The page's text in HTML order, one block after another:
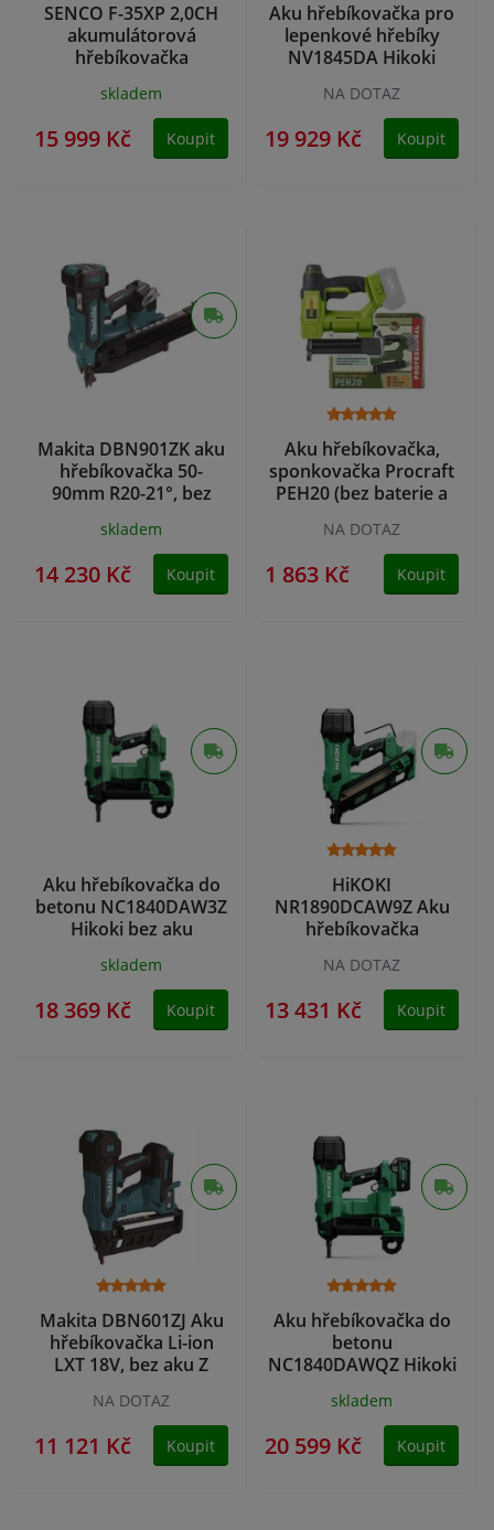
SENCO F-35XP 2,0CH
akumulátorová
hřebíkovačka
skladem
15 999 Kč Koupit
Aku hřebíkovačka pro
lepenkové hřebíky
NV1845DA Hikoki
NA DOTAZ
19 929 Kč Koupit
Makita DBN901ZK aku
hřebíkovačka 50-
90mm R20-21°, bez
skladem
14 230 Kč Koupit
Aku hřebíkovačka,
sponkovačka Procraft
PEH20 (bez baterie a
NA DOTAZ
1 863 Kč Koupit
Aku hřebíkovačka do
betonu NC1840DAW3Z
Hikoki bez aku
skladem
18 369 Kč Koupit
HiKOKI
NR1890DCAW9Z Aku
hřebíkovačka
NA DOTAZ
13 431 Kč Koupit
Makita DBN601ZJ Aku
hřebíkovačka Li-ion
LXT 18V, bez aku Z
NA DOTAZ
11 121 Kč Koupit
Aku hřebíkovačka do
betonu
NC1840DAWQZ Hikoki
skladem
20 599 Kč Koupit